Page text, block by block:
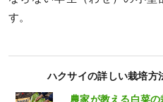
す。
ハクサイの詳しい栽培方
農家が教える白菜